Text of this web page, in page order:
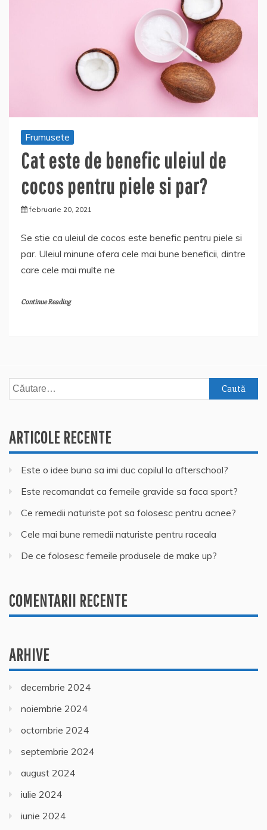
Frumusete
Cat este de benefic uleiul de
cocos pentru piele si par?
februarie 20, 2021
Se stie ca uleiul de cocos este benefic pentru piele si
par. Uleiul minune ofera cele mai bune beneficii, dintre
care cele mai multe ne
Continue Reading
Caută
după:
ARTICOLE RECENTE
Este o idee buna sa imi duc copilul la afterschool?
Este recomandat ca femeile gravide sa faca sport?
Ce remedii naturiste pot sa folosesc pentru acnee?
Cele mai bune remedii naturiste pentru raceala
De ce folosesc femeile produsele de make up?
COMENTARII RECENTE
ARHIVE
decembrie 2024
noiembrie 2024
octombrie 2024
septembrie 2024
august 2024
iulie 2024
iunie 2024